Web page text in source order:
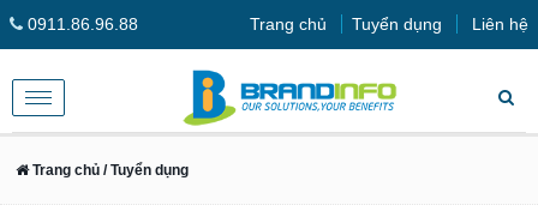
0911.86.96.88 Trang chủ Tuyển dụng Liên hệ
Toggle
navigation
Trang chủ / Tuyển dụng